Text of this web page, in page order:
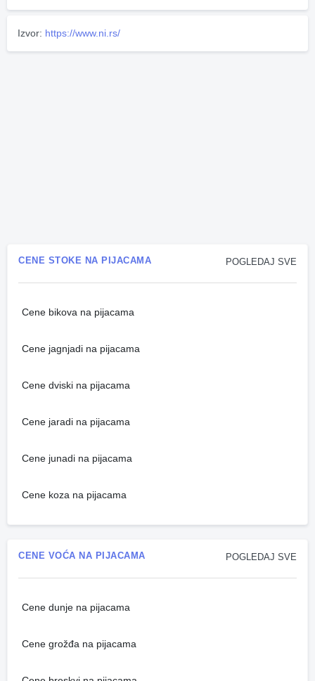
Izvor: https://www.ni.rs/
POGLEDAJ SVE
CENE STOKE NA PIJACAMA
Cene bikova na pijacama
Cene jagnjadi na pijacama
Cene dviski na pijacama
Cene jaradi na pijacama
Cene junadi na pijacama
Cene koza na pijacama
POGLEDAJ SVE
CENE VOĆA NA PIJACAMA
Cene dunje na pijacama
Cene grožđa na pijacama